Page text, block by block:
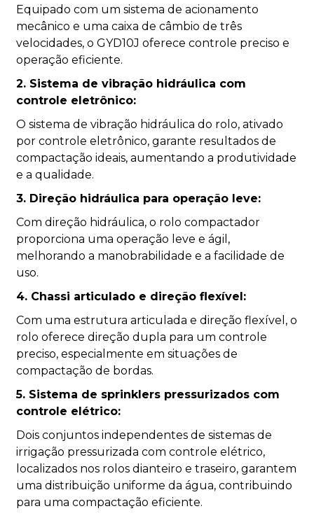
Equipado com um sistema de acionamento
mecânico e uma caixa de câmbio de três
velocidades, o GYD10J oferece controle preciso e
operação eficiente.
2. Sistema de vibração hidráulica com
controle eletrônico:
O sistema de vibração hidráulica do rolo, ativado
por controle eletrônico, garante resultados de
compactação ideais, aumentando a produtividade
e a qualidade.
3. Direção hidráulica para operação leve:
Com direção hidráulica, o rolo compactador
proporciona uma operação leve e ágil,
melhorando a manobrabilidade e a facilidade de
uso.
4. Chassi articulado e direção flexível:
Com uma estrutura articulada e direção flexível, o
rolo oferece direção dupla para um controle
preciso, especialmente em situações de
compactação de bordas.
5. Sistema de sprinklers pressurizados com
controle elétrico:
Dois conjuntos independentes de sistemas de
irrigação pressurizada com controle elétrico,
localizados nos rolos dianteiro e traseiro, garantem
uma distribuição uniforme da água, contribuindo
para uma compactação eficiente.